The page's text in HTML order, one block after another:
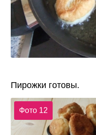
Пирожки готовы.
Фото 12